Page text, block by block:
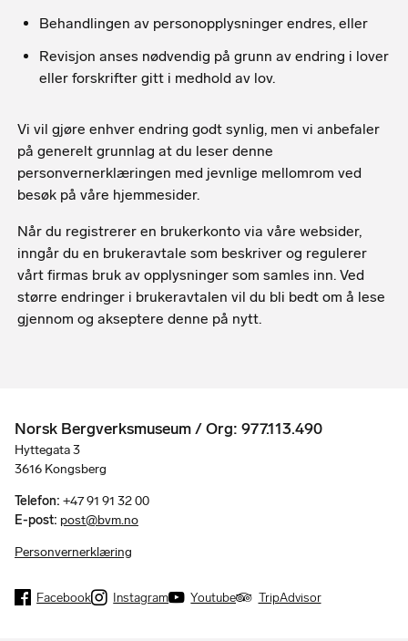
Behandlingen av personopplysninger endres, eller
Revisjon anses nødvendig på grunn av endring i lover
eller forskrifter gitt i medhold av lov.
Vi vil gjøre enhver endring godt synlig, men vi anbefaler
på generelt grunnlag at du leser denne
personvernerklæringen med jevnlige mellomrom ved
besøk på våre hjemmesider.
Når du registrerer en brukerkonto via våre websider,
inngår du en brukeravtale som beskriver og regulerer
vårt firmas bruk av opplysninger som samles inn. Ved
større endringer i brukeravtalen vil du bli bedt om å lese
gjennom og akseptere denne på nytt.
Norsk Bergverksmuseum / Org: 977.113.490
Hyttegata 3
3616 Kongsberg
Telefon: +47 91 91 32 00
E-post: post@bvm.no
Personvernerklæring
Facebook Instagram Youtube TripAdvisor